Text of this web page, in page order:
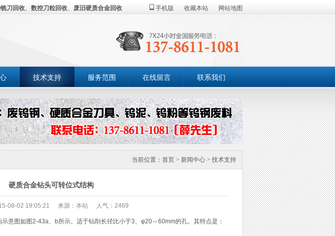
刀回收、 数控刀粒回收、 废旧硬质合金回收 手机版 收藏本站 网站地图
技术支持 服务范围 在线留言 联系我们
当前位置： 首页 > 新闻中心 > 技术支持
硬质合金钻头可转位式结构
08-02 19:05:21 来源：本站 人气：2469
意图如图2-43a、b所示。适于钻削长径比小于3、φ20～60mm的孔。其特点是：